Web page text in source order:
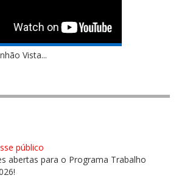
Vista...
público
abertas para o Programa Trabalho